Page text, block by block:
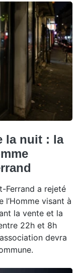
la nuit : la
Ferrand a rejeté
l’Homme visant à
la vente et la
22h et 8h
devra